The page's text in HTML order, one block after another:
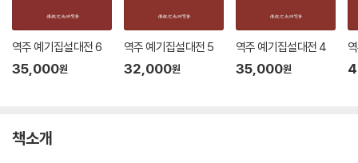
역주 예기집설대전 6
35,000원
역주 예기집설대전 5
32,000원
역주 예기집설대전 4
35,000원
책소개